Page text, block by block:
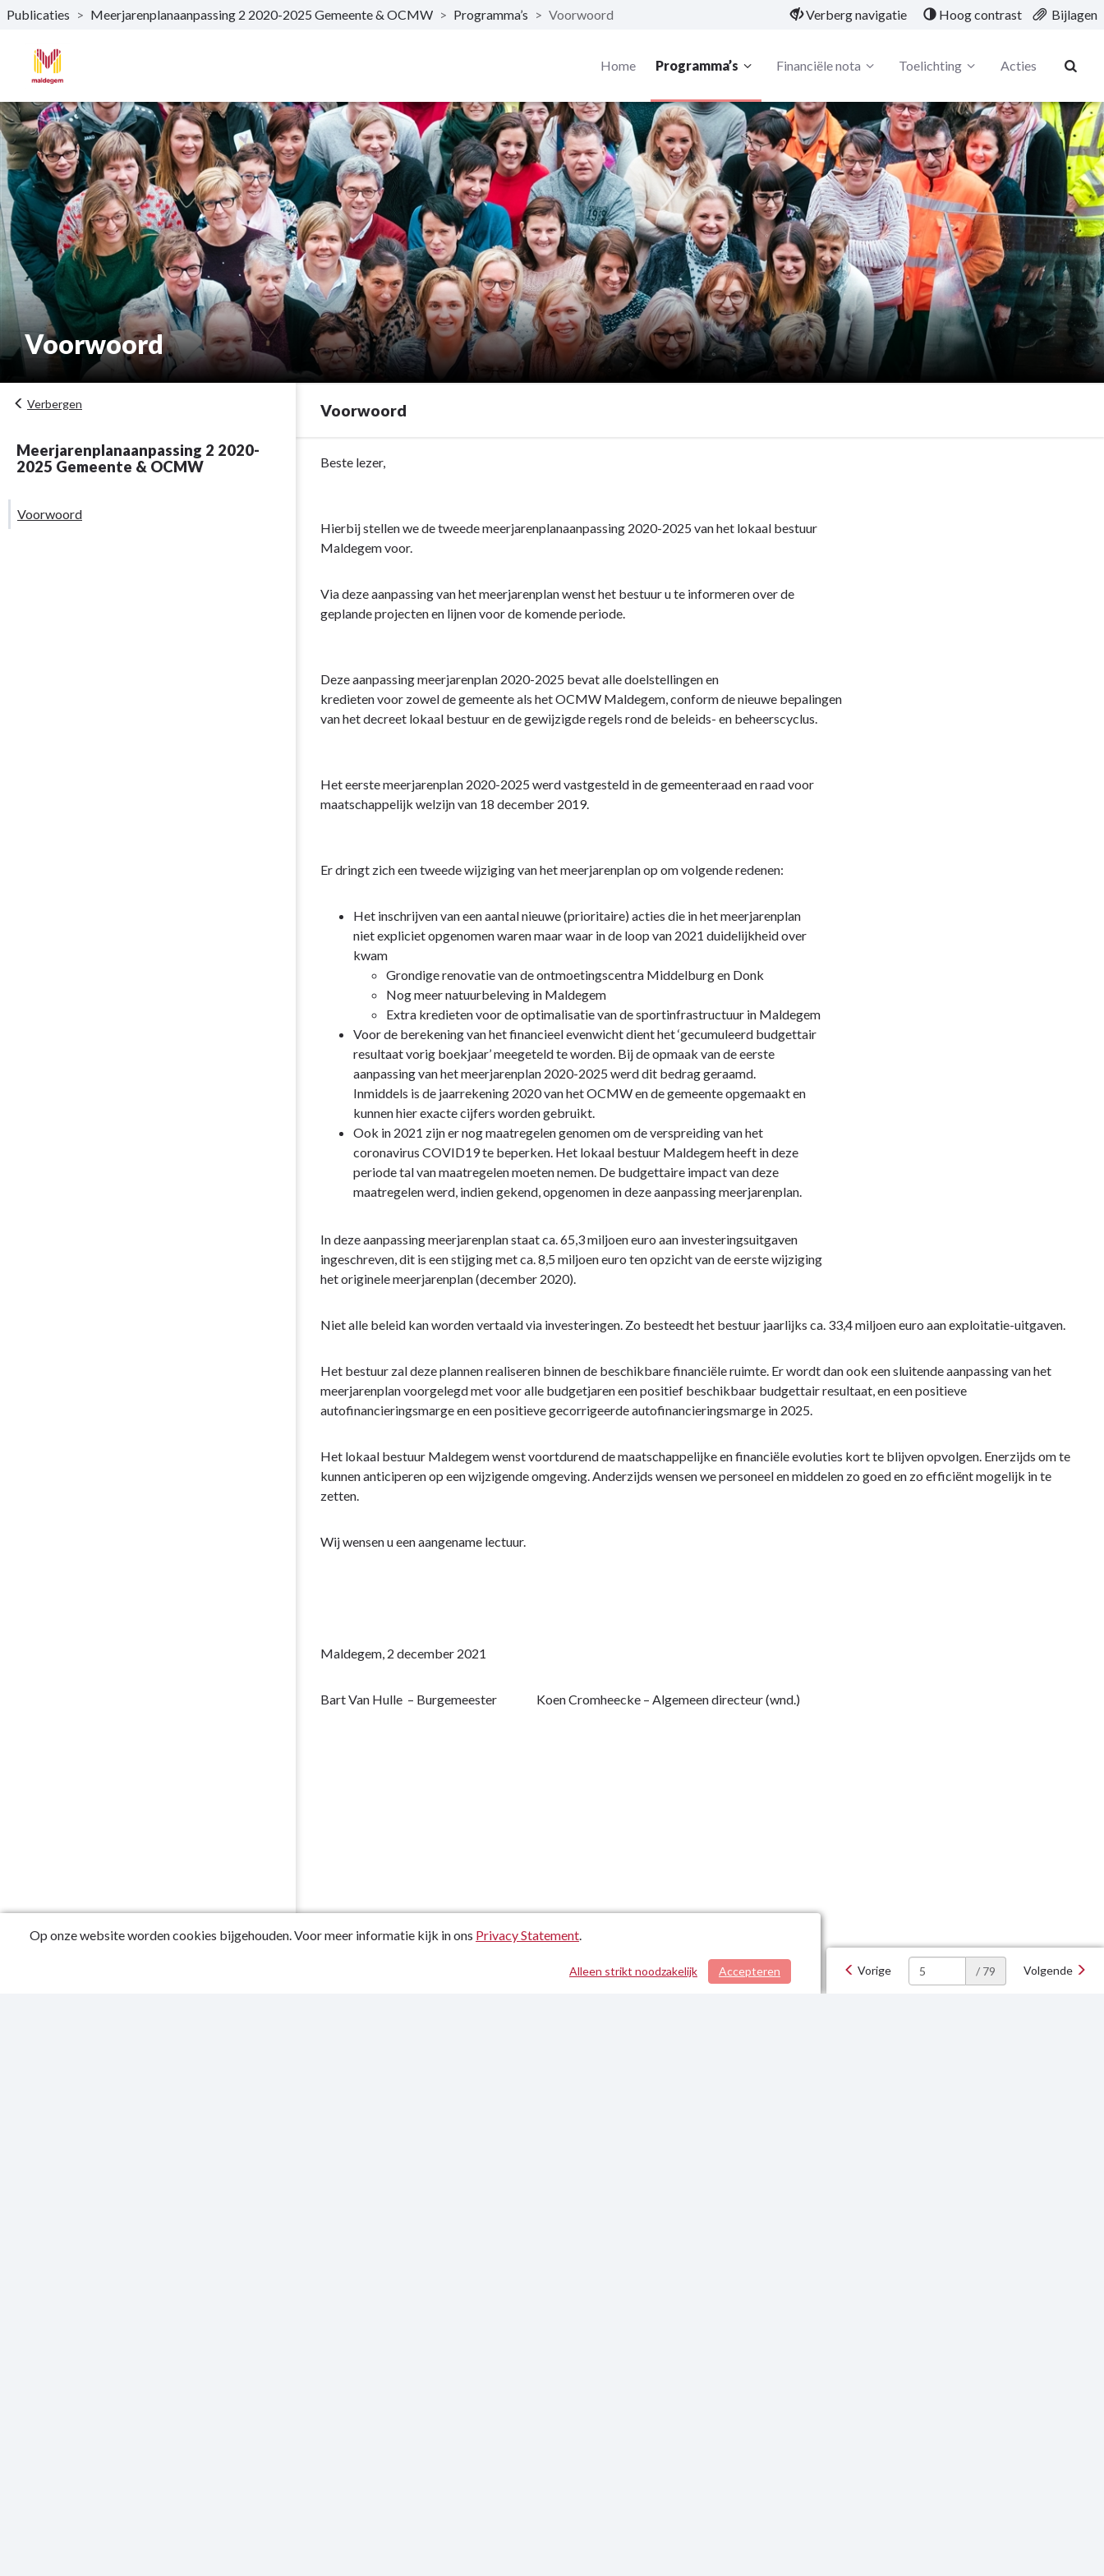
Naar hoofdinhoud
Publicaties > Meerjarenplanaanpassing 2 2020-2025 Gemeente & OCMW > Programma’s > Voorwoord Verberg navigatie Hoog contrast Bijlagen
Home Programma’s Financiële nota Toelichting Acties
Voorwoord
Verbergen
Meerjarenplanaanpassing 2 2020-
2025 Gemeente & OCMW
Voorwoord
Voorwoord
Terug
Voorwoord
Beste lezer,
Hierbij stellen we de tweede meerjarenplanaanpassing 2020-2025 van het lokaal bestuur
Maldegem voor.
Via deze aanpassing van het meerjarenplan wenst het bestuur u te informeren over de
geplande projecten en lijnen voor de komende periode.
Deze aanpassing meerjarenplan 2020-2025 bevat alle doelstellingen en
kredieten voor zowel de gemeente als het OCMW Maldegem, conform de nieuwe bepalingen
van het decreet lokaal bestuur en de gewijzigde regels rond de beleids- en beheerscyclus.
Het eerste meerjarenplan 2020-2025 werd vastgesteld in de gemeenteraad en raad voor
maatschappelijk welzijn van 18 december 2019.
Er dringt zich een tweede wijziging van het meerjarenplan op om volgende redenen:
Het inschrijven van een aantal nieuwe (prioritaire) acties die in het meerjarenplan
niet expliciet opgenomen waren maar waar in de loop van 2021 duidelijkheid over
kwam
Grondige renovatie van de ontmoetingscentra Middelburg en Donk
Nog meer natuurbeleving in Maldegem
Extra kredieten voor de optimalisatie van de sportinfrastructuur in Maldegem
Voor de berekening van het financieel evenwicht dient het ‘gecumuleerd budgettair
resultaat vorig boekjaar’ meegeteld te worden. Bij de opmaak van de eerste
aanpassing van het meerjarenplan 2020-2025 werd dit bedrag geraamd.
Inmiddels is de jaarrekening 2020 van het OCMW en de gemeente opgemaakt en
kunnen hier exacte cijfers worden gebruikt.
Ook in 2021 zijn er nog maatregelen genomen om de verspreiding van het
coronavirus COVID19 te beperken. Het lokaal bestuur Maldegem heeft in deze
periode tal van maatregelen moeten nemen. De budgettaire impact van deze
maatregelen werd, indien gekend, opgenomen in deze aanpassing meerjarenplan.
In deze aanpassing meerjarenplan staat ca. 65,3 miljoen euro aan investeringsuitgaven
ingeschreven, dit is een stijging met ca. 8,5 miljoen euro ten opzicht van de eerste wijziging
het originele meerjarenplan (december 2020).
Niet alle beleid kan worden vertaald via investeringen. Zo besteedt het bestuur jaarlijks ca. 33,4 miljoen euro aan exploitatie-uitgaven.
Het bestuur zal deze plannen realiseren binnen de beschikbare financiële ruimte. Er wordt dan ook een sluitende aanpassing van het
meerjarenplan voorgelegd met voor alle budgetjaren een positief beschikbaar budgettair resultaat, en een positieve
autofinancieringsmarge en een positieve gecorrigeerde autofinancieringsmarge in 2025.
Het lokaal bestuur Maldegem wenst voortdurend de maatschappelijke en financiële evoluties kort te blijven opvolgen. Enerzijds om te
kunnen anticiperen op een wijzigende omgeving. Anderzijds wensen we personeel en middelen zo goed en zo efficiënt mogelijk in te
zetten.
Wij wensen u een aangename lectuur.
Maldegem, 2 december 2021
Bart Van Hulle – Burgemeester Koen Cromheecke – Algemeen directeur (wnd.)
Vorige / 79 Volgende
Op onze website worden cookies bijgehouden. Voor meer informatie kijk in ons Privacy Statement.
Accepteren
Alleen strikt noodzakelijk